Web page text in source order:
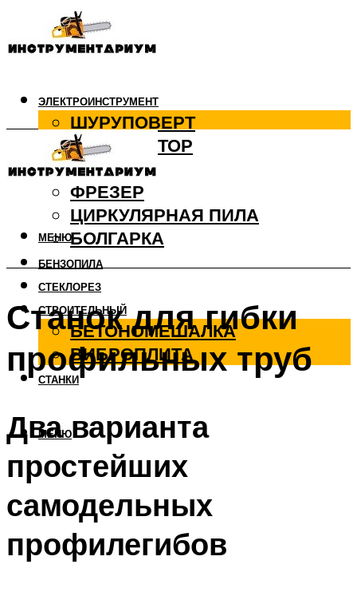
ЭЛЕКТРОИНСТРУМЕНТ
ШУРУПОВЕРТ
ПЕРФОРАТОР
ДРЕЛЬ
ФРЕЗЕР
ЦИРКУЛЯРНАЯ ПИЛА
БОЛГАРКА
БЕНЗОПИЛА
СТЕКЛОРЕЗ
СТРОИТЕЛЬНЫЙ
БЕТОНОМЕШАЛКА
ВИБРОПЛИТА
СТАНКИ
МЕНЮ
МЕНЮ
Станок для гибки
профильных труб
Два варианта
простейших
самодельных
профилегибов